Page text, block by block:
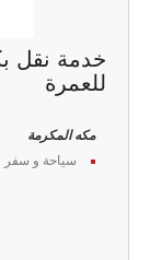
خدمة نقل
للعمرة
مكه المكرمة
سياحة و سفر